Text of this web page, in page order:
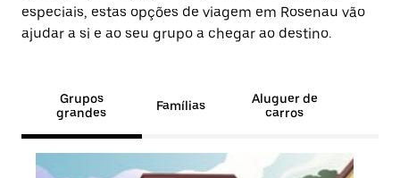
especiais, estas opções de viagem em Rosenau vão
ajudar a si e ao seu grupo a chegar ao destino.
Grupos
grandes
Famílias
Aluguer de
carros